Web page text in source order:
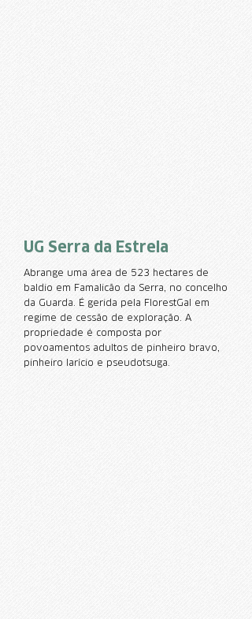
UG Serra da Estrela
Abrange uma área de 523 hectares de
baldio em Famalicão da Serra, no concelho
da Guarda. É gerida pela FlorestGal em
regime de cessão de exploração. A
propriedade é composta por
povoamentos adultos de pinheiro bravo,
pinheiro larício e pseudotsuga.